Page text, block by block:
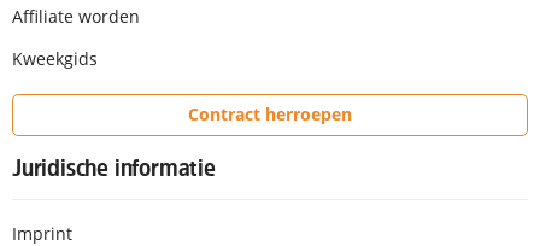
Affiliate worden
Kweekgids
Contract herroepen
Juridische informatie
Imprint